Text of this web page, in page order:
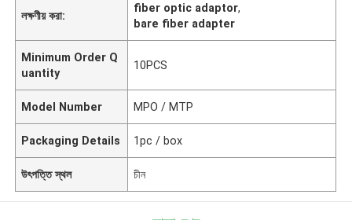
লক্ষণীয় করা:
fiber optic adaptor,
bare fiber adapter
Minimum Order Q
uantity
10PCS
Model Number MPO / MTP
Packaging Details 1pc / box
উৎপত্তি স্থল চীন